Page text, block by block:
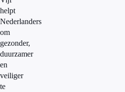
helpt
Nederlanders
om
gezonder,
duurzamer
en
veiliger
te